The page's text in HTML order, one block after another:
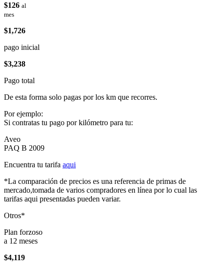
$126 al
mes
$1,726
pago inicial
$3,238
Pago total
De esta forma solo pagas por los km que recorres.
Por ejemplo:
Si contratas tu pago por kilómetro para tu:
Aveo
PAQ B 2009
Encuentra tu tarifa aqui
*La comparación de precios es una referencia de primas de
mercado,tomada de varios compradores en línea por lo cual las
tarifas aqui presentadas pueden variar.
Otros*
Plan forzoso
a 12 meses
$4,119